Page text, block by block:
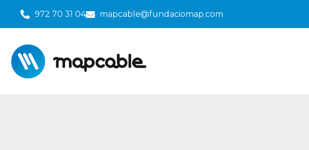
972 70 31 04 mapcable@fundaciomap.com